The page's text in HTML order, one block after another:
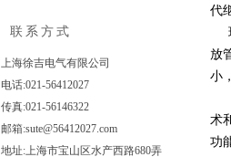
联系方式
上海徐吉电气有限公司
电话:021-56412027
传真:021-56146322
邮箱:sute@56412027.com
地址:上海市宝山区水产西路680弄
代
放
小
术
功